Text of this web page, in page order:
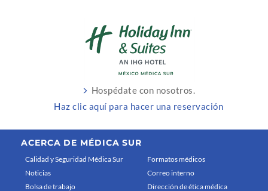
Hospédate con nosotros.
Haz clic aquí para hacer una reservación
ACERCA DE MÉDICA SUR
Calidad y Seguridad Médica Sur
Noticias
Bolsa de trabajo
Formatos médicos
Correo interno
Dirección de ética médica